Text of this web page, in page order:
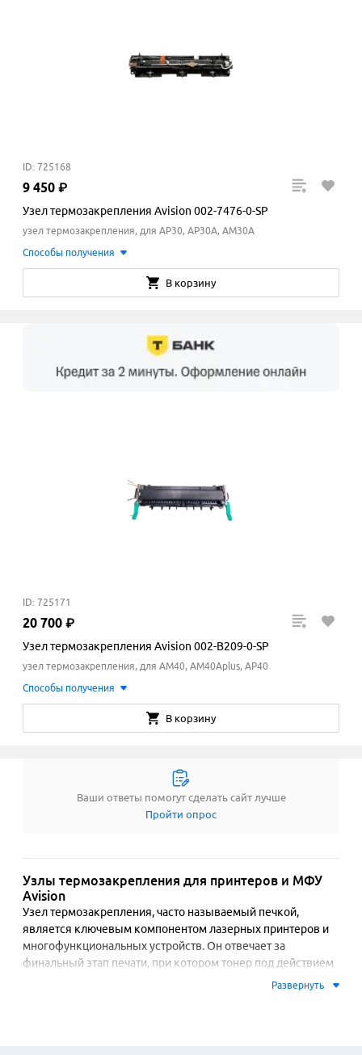
ID: 725168
9 450 ₽
Узел термозакрепления Avision 002-7476-0-SP
узел термозакрепления, для AP30, AP30A, AM30A
Способы получения
В корзину
ID: 725171
20 700 ₽
Узел термозакрепления Avision 002-B209-0-SP
узел термозакрепления, для AM40, AM40Aplus, AP40
Способы получения
В корзину
Ваши ответы помогут сделать сайт лучше
Пройти опрос
Узлы термозакрепления для принтеров и МФУ
Avision
Узел термозакрепления, часто называемый печкой,
является ключевым компонентом лазерных принтеров и
многофункциональных устройств. Он отвечает за
финальный этап печати, при котором тонер под действием
высокой температуры и давления вплавляется в бумагу.
Развернуть